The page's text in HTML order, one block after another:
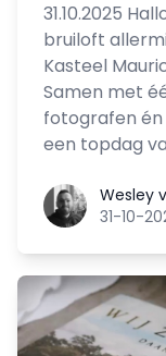
31.10.2025
bruiloft
Kasteel
Samen met
fotografen én
een topdag
Wesley van
Wesley
31-10-